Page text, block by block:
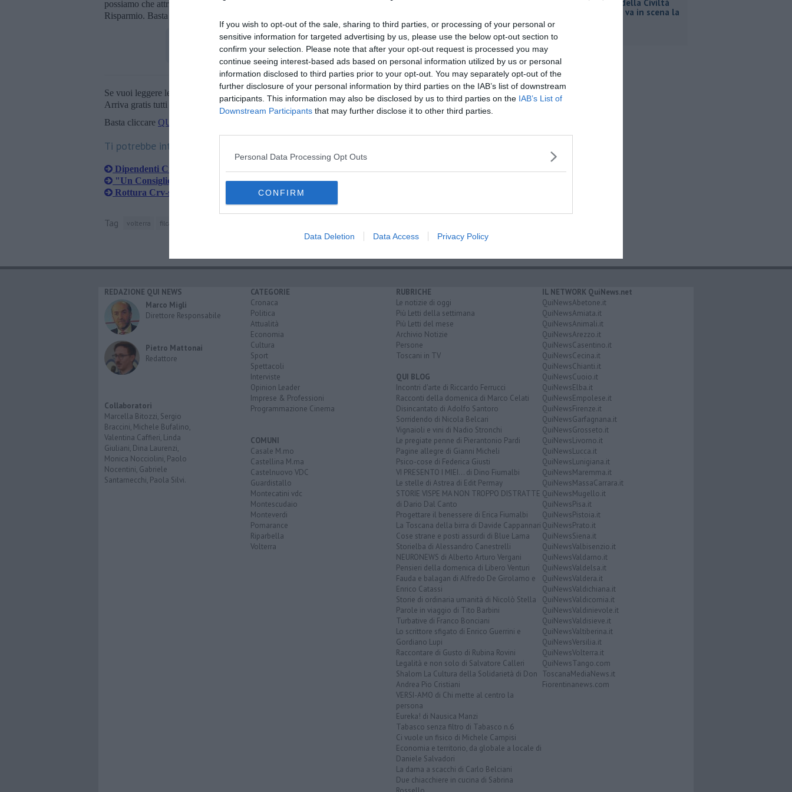
If you wish to opt-out of the sale, sharing to third parties, or processing of your personal or
sensitive information for targeted advertising by us, please use the below opt-out section to
confirm your selection. Please note that after your opt-out request is processed you may
continue seeing interest-based ads based on personal information utilized by us or personal
information disclosed to third parties prior to your opt-out. You may separately opt-out of the
further disclosure of your personal information by third parties on the IAB’s list of downstream
participants. This information may also be disclosed by us to third parties on the IAB’s List of
Downstream Participants that may further disclose it to other third parties.
Personal Data Processing Opt Outs
CONFIRM
Data Deletion Data Access Privacy Policy
possiamo che attribuire la stessa responsabilità all’azienda affidataria del servizio ed alla Cassa di
Risparmio. Basta al continuo ribasso sui servizi".
Se vuoi leggere le notizie principali della Toscana iscriviti alla
Newsletter QUInews - ToscanaMedia.
Arriva gratis tutti i giorni alle 20:00 direttamente nella tua casella di posta.
Basta cliccare QUI
Ti potrebbe interessare anche:
Dipendenti Crv verso i due giorni di sciopero
"Un Consiglio aperto per parlare della Crv"
Rottura Crv-sindacati, sarà sciopero
Tag volterra filcams
Al Museo della Civiltà
contadina va in scena la
REDAZIONE QUI NEWS
Marco Migli
Direttore Responsabile
Pietro Mattonai
Redattore
Collaboratori
Marcella Bitozzi, Sergio
Braccini, Michele Bufalino,
Valentina Caffieri, Linda
Giuliani, Dina Laurenzi,
Monica Nocciolini, Paolo
Nocentini, Gabriele
Santarnecchi, Paola Silvi.
CATEGORIE
Cronaca
Politica
Attualità
Economia
Cultura
Sport
Spettacoli
Interviste
Opinion Leader
Imprese & Professioni
Programmazione Cinema
COMUNI
Casale M.mo
Castellina M.ma
Castelnuovo VDC
Guardistallo
Montecatini vdc
Montescudaio
Monteverdi
Pomarance
Riparbella
Volterra
RUBRICHE
Le notizie di oggi
Più Letti della settimana
Più Letti del mese
Archivio Notizie
Persone
Toscani in TV
QUI BLOG
Incontri d'arte di Riccardo Ferrucci
Racconti della domenica di Marco Celati
Disincantato di Adolfo Santoro
Sorridendo di Nicola Belcari
Vignaioli e vini di Nadio Stronchi
Le pregiate penne di Pierantonio Pardi
Pagine allegre di Gianni Micheli
Psico-cose di Federica Giusti
VI PRESENTO I MIEI... di Dino Fiumalbi
Le stelle di Astrea di Edit Permay
STORIE VISPE MA NON TROPPO DISTRATTE
di Dario Dal Canto
Progettare il benessere di Erica Fiumalbi
La Toscana della birra di Davide Cappannari
Cose strane e posti assurdi di Blue Lama
Storielba di Alessandro Canestrelli
NEURONEWS di Alberto Arturo Vergani
Pensieri della domenica di Libero Venturi
Fauda e balagan di Alfredo De Girolamo e
Enrico Catassi
Storie di ordinaria umanità di Nicolò Stella
Parole in viaggio di Tito Barbini
Turbative di Franco Bonciani
Lo scrittore sfigato di Enrico Guerrini e
Gordiano Lupi
Raccontare di Gusto di Rubina Rovini
Legalità e non solo di Salvatore Calleri
Shalom La Cultura della Solidarietà di Don
Andrea Pio Cristiani
VERSI-AMO di Chi mette al centro la
persona
Eureka! di Nausica Manzi
Tabasco senza filtro di Tabasco n.6
Ci vuole un fisico di Michele Campisi
Economia e territorio, da globale a locale di
Daniele Salvadori
La dama a scacchi di Carlo Belciani
Due chiacchiere in cucina di Sabrina
IL NETWORK QuiNews.net
QuiNewsAbetone.it
QuiNewsAmiata.it
QuiNewsAnimali.it
QuiNewsArezzo.it
QuiNewsCasentino.it
QuiNewsCecina.it
QuiNewsChianti.it
QuiNewsCuoio.it
QuiNewsElba.it
QuiNewsEmpolese.it
QuiNewsFirenze.it
QuiNewsGarfagnana.it
QuiNewsGrosseto.it
QuiNewsLivorno.it
QuiNewsLucca.it
QuiNewsLunigiana.it
QuiNewsMaremma.it
QuiNewsMassaCarrara.it
QuiNewsMugello.it
QuiNewsPisa.it
QuiNewsPistoia.it
QuiNewsPrato.it
QuiNewsSiena.it
QuiNewsValbisenzio.it
QuiNewsValdarno.it
QuiNewsValdelsa.it
QuiNewsValdera.it
QuiNewsValdichiana.it
QuiNewsValdicornia.it
QuiNewsValdinievole.it
QuiNewsValdisieve.it
QuiNewsValtiberina.it
QuiNewsVersilia.it
QuiNewsVolterra.it
QuiNewsTango.com
ToscanaMediaNews.it
Fiorentinanews.com